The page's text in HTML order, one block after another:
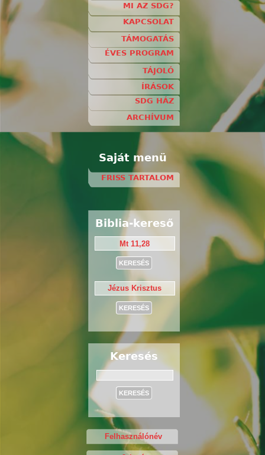
MI AZ SDG?
KAPCSOLAT
TÁMOGATÁS
ÉVES PROGRAM
TÁJOLÓ
ÍRÁSOK
SDG HÁZ
ARCHÍVUM
Saját menü
FRISS TARTALOM
Biblia-kereső
Keresés